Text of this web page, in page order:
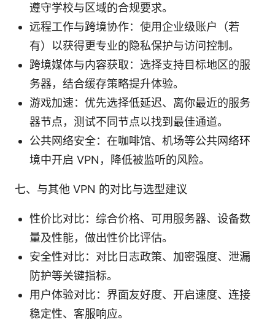
遵守学校与区域的合规要求。
远程工作与跨境协作：使用企业级账户（若
有）以获得更专业的隐私保护与访问控制。
跨境媒体与内容获取：选择支持目标地区的服
务器，结合缓存策略提升体验。
游戏加速：优先选择低延迟、离你最近的服务
器节点，测试不同节点以找到最佳通道。
公共网络安全：在咖啡馆、机场等公共网络环
境中开启 VPN，降低被监听的风险。
七、与其他 VPN 的对比与选型建议
性价比对比：综合价格、可用服务器、设备数
量及性能，做出性价比评估。
安全性对比：对比日志政策、加密强度、泄漏
防护等关键指标。
用户体验对比：界面友好度、开启速度、连接
稳定性、客服响应。